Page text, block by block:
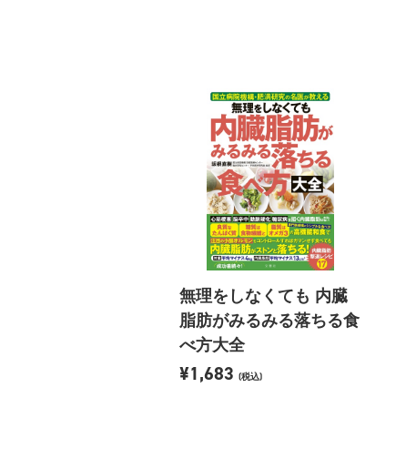
無理をしなくても 内臓
脂肪がみるみる落ちる食
べ方大全
¥1,683 (税込)